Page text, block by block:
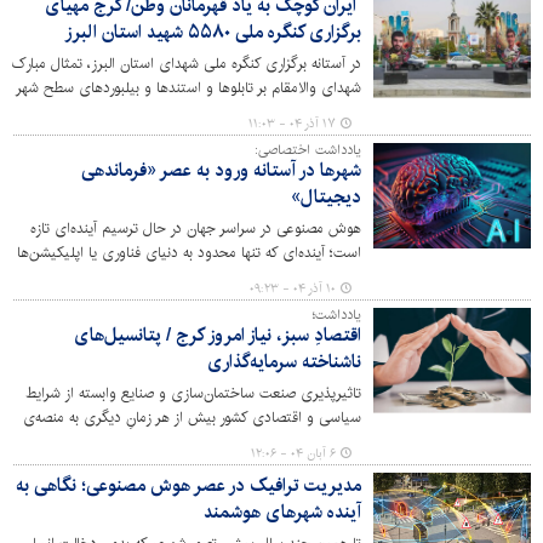
برگزاری کنگره ملی ۵۵۸۰ شهید استان البرز
در آستانه برگزاری کنگره ملی شهدای استان البرز، تمثال مبارک
شهدای والامقام بر تابلوها و استندها و بیلبوردهای سطح شهر
نقش بسته و عطر ناب فرهنگ‌ ایثار و شهادت در محله به محله
ایران کوچک پیچیده است؛ اتفاقی مبارک در راه است!
۱۷ آذر ۰۴ - ۱۱:۰۳
یادداشت اختصاصی:
شهرها در آستانه ورود به عصر «فرماندهی
دیجیتال»
هوش مصنوعی در سراسر جهان در حال ترسیم آینده‌ای تازه
است؛ آینده‌ای که تنها محدود به دنیای فناوری یا اپلیکیشن‌ها
نیست و به‌سرعت در عمق ساختارهای شهری نفوذ می‌کند.
همان‌گونه که ChatGPT از یک گفت‌وگوگر ساده به نقطه
اتصال خدمات دیجیتال و «فرمانده کل» تعاملات آنلاین تبدیل
می‌شود، مدیریت شهری نیز در آستانه یک تحول بنیادین قرار
گرفته است؛ تحولی که محور آن درک نیت شهروند و
پاسخ‌گویی هوشمند به آن است.
۱۰ آذر ۰۴ - ۰۹:۲۳
یادداشت؛
اقتصادِ سبز، نیاز امروز کرج / پتانسیل‌های
ناشناخته سرمایه‌گذاری
تاثیرپذیری صنعت ساختمان‌سازی و صنایع وابسته از شرایط
سیاسی و اقتصادی کشور بیش از هر زمانِ دیگری به منصه‌ی
ظهور رسیده و با کاهشِ شدید آمار صدور پروانه ساختمانی در
شهرهای کوچک و بزرگ کشور و پیدایش مشکلات درآمدی،
باید گفت که اقتصادِ سبز نیاز امروز کرج و دیگر کلانشهرهاست.
۶ آبان ۰۴ - ۱۲:۰۶
مدیریت ترافیک در عصر هوش مصنوعی؛ نگاهی به
آینده شهرهای هوشمند